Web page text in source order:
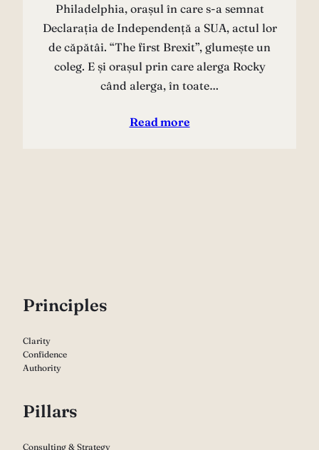
Philadelphia, orașul în care s-a semnat
Declarația de Independență a SUA, actul lor
de căpătâi. “The first Brexit”, glumește un
coleg. E și orașul prin care alerga Rocky
când alerga, în toate…
Read more
Principles
Clarity
Confidence
Authority
Pillars
Consulting & Strategy